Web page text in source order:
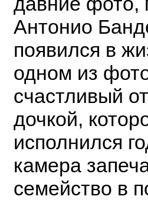
Антонио
появился в
одном из
счастливый
дочкой,
исполнился
камера
семейство в